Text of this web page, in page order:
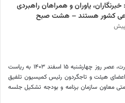
خبرنگاران، یاوران و همراهان راهبردی
کشور هستند – هشت صبح
به گزارش خبرگزاری مهر، هیئت عالی نظارت، عصر روز چهارشنبه ۱۵ اسفند ۱۴۰۳ به ریاست
اعضای هیئت و تاجگردونرئیس کمیسیون تلفیق
معاون سازمان برنامه و بودجه تشکیل جلسه